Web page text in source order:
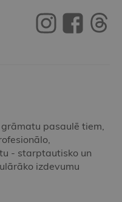
pasaulē tiem,
- starptautisko un
izdevumu